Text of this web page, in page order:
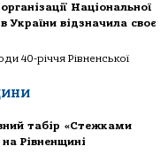
Національної
України відзначила своє
40-річчя Рівненської
табір «Стежками
Рівненщині